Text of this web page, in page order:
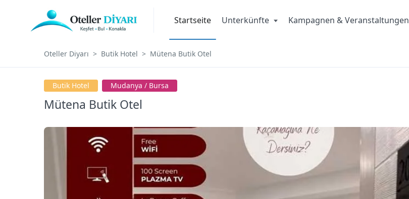
Startseite Unterkünfte Kampagnen & Veranstaltungen
Oteller Diyarı Butik Hotel Mütena Butik Otel
Butik Hotel Mudanya / Bursa
Mütena Butik Otel